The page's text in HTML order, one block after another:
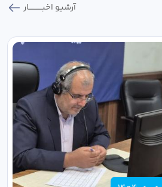
آرشیو اخبـــــــــــار